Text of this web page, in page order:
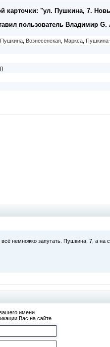
карточки: "ул. Пушкина, 7.
пользователь Владимир G.
Пушкина Вознесенская Маркса
немножко запутать. Пушкина, 7, а на
имени.
Вас на сайте